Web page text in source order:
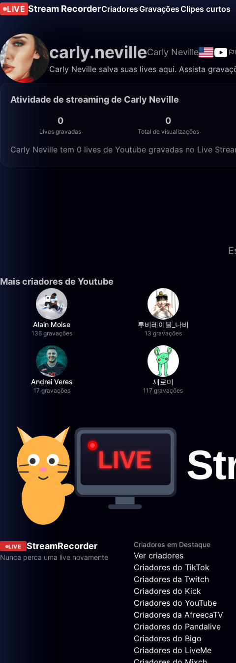
LIVE Stream RecorderCriadoresGravaçõesClipes curtos
carly.nevilleCarly Neville
Carly Neville salva suas lives aqui. Assista
Atividade de streaming de Carly Neville
0
Lives gravadas
0
Total de visualizações
Carly Neville tem 0 lives de Youtube gravadas no Live
Mais criadores de Youtube
Alain Moise
136 gravações
루비레이블_나비
13 gravações
Andrei Veres
17 gravações
새로미
117 gravações
LIVE StreamRecorder
Nunca perca uma live novamente
Criadores em Destaque
Ver criadores
Criadores do TikTok
Criadores da Twitch
Criadores do Kick
Criadores do YouTube
Criadores da AfreecaTV
Criadores do Pandalive
Criadores do Bigo
Criadores do LiveMe